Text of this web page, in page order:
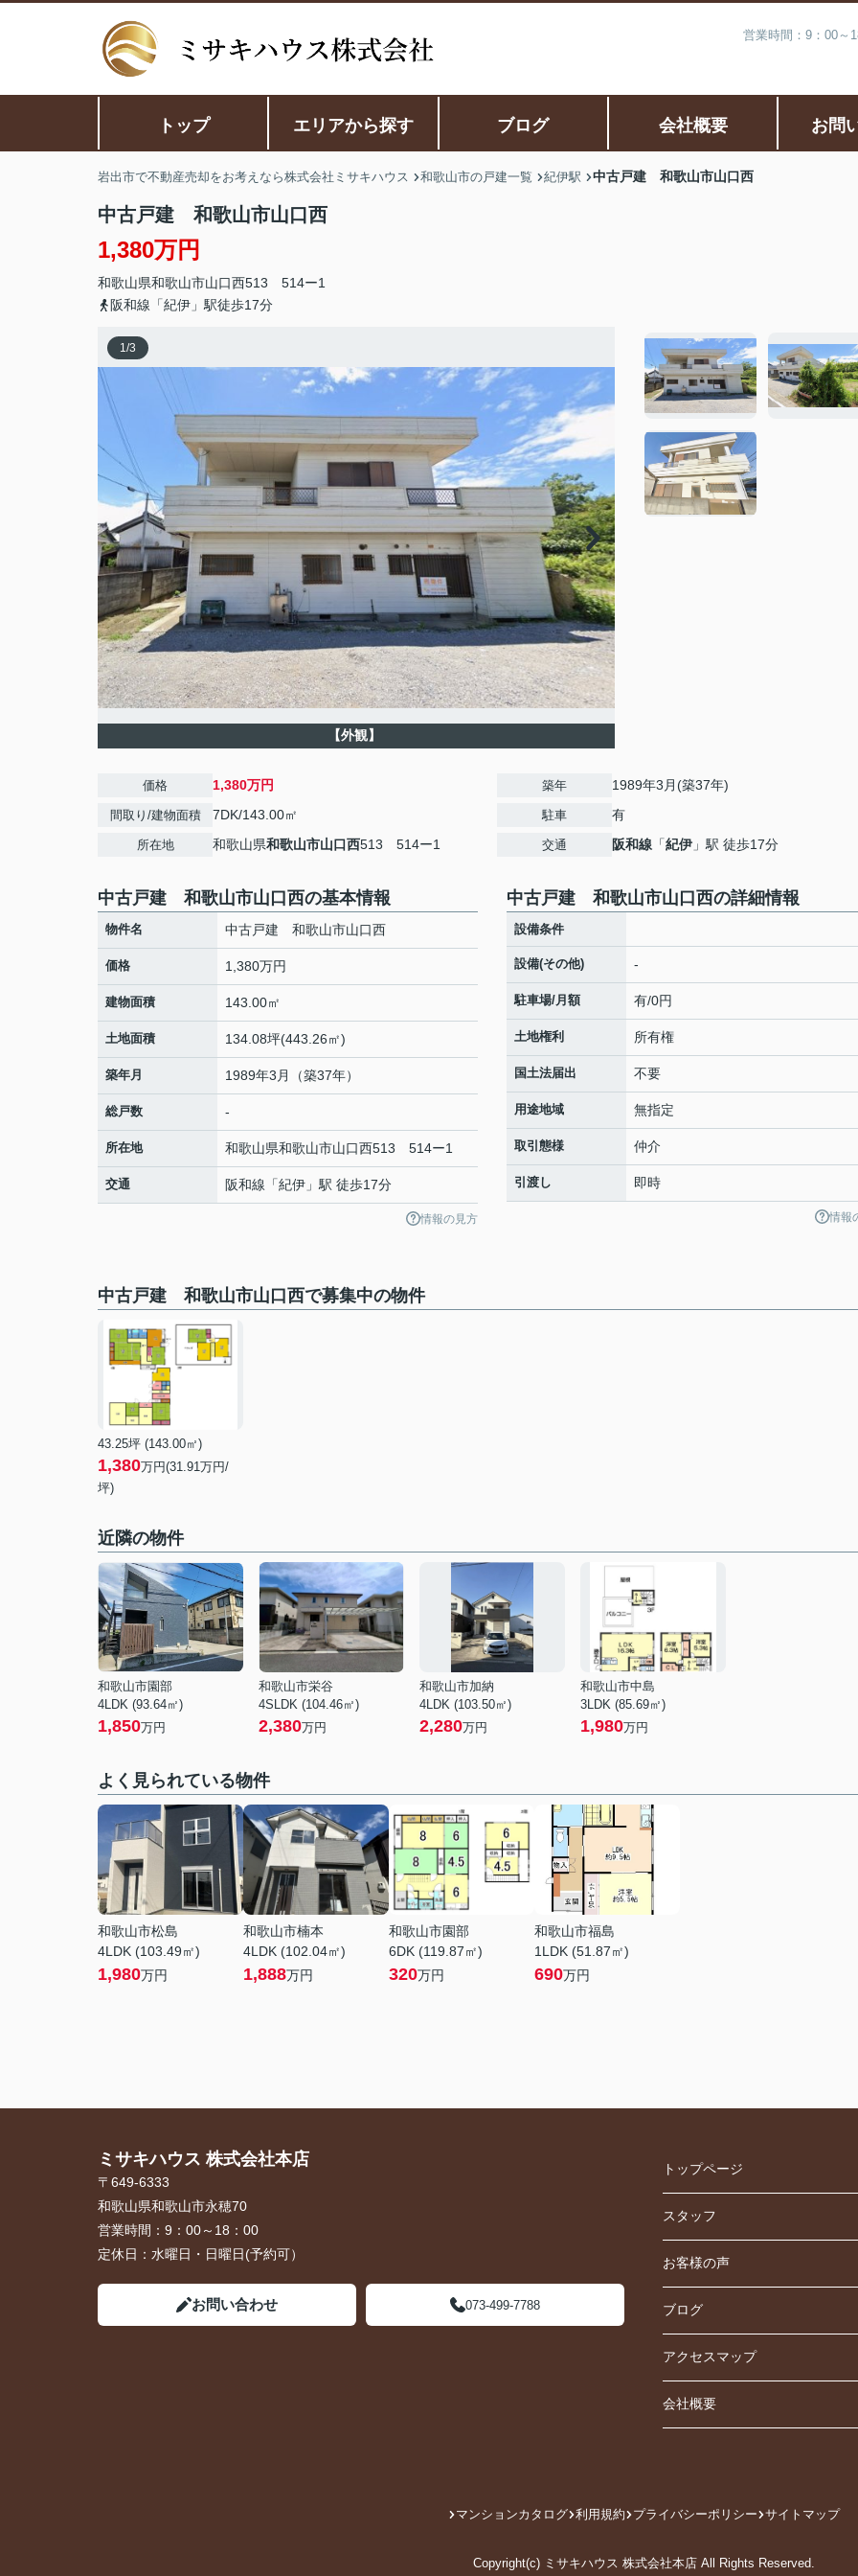
営業時間：9：00～
トップ エリアから探す ブログ 会社概要 お問
岩出市で不動産売却をお考えなら株式会社ミサキハウス 和歌山市の戸建一覧 紀伊駅 中古戸建 和歌山市山口西
中古戸建 和歌山市山口西
1,380万円
和歌山県和歌山市山口西513 514ー1
阪和線「紀伊」駅徒歩17分
1/3
【外観】
価格 1,380万円
間取り/建物面積 7DK/143.00㎡
所在地 和歌山県和歌山市山口西513 514ー1
築年 1989年3月(築37年)
駐車 有
交通 阪和線 「紀伊 」駅 徒歩17分
中古戸建 和歌山市山口西の基本情報
物件名 中古戸建 和歌山市山口西
価格 1,380万円
建物面積 143.00㎡
土地面積 134.08坪(443.26㎡)
築年月 1989年3月（築37年）
総戸数 -
所在地 和歌山県和歌山市山口西513 514ー1
交通 阪和線 「紀伊 」駅 徒歩17分
情報の見方
中古戸建 和歌山市山口西の詳細情報
設備条件
設備(その他) -
駐車場/月額 有/0円
土地権利 所有権
国土法届出 不要
用途地域 無指定
取引態様 仲介
引渡し 即時
情報
中古戸建 和歌山市山口西で募集中の物件
43.25坪 (143.00㎡)
1,380万円(31.91万円/
坪)
近隣の物件
和歌山市園部
4LDK (93.64㎡)
1,850万円
和歌山市栄谷
4SLDK (104.46㎡)
2,380万円
和歌山市加納
4LDK (103.50㎡)
2,280万円
和歌山市中島
3LDK (85.69㎡)
1,980万円
よく見られている物件
和歌山市松島
4LDK (103.49㎡)
1,980万円
和歌山市楠本
4LDK (102.04㎡)
1,888万円
和歌山市園部
6DK (119.87㎡)
320万円
和歌山市福島
1LDK (51.87㎡)
690万円
ミサキハウス 株式会社本店
〒649-6333
和歌山県和歌山市永穂70
営業時間： 9：00～18：00
定休日： 水曜日・日曜日(予約可）
お問い合わせ 073-499-7788
トップページ
スタッフ
お客様の声
ブログ
アクセスマップ
会社概要
マンションカタログ 利用規約 プライバシーポリシー サイトマップ
Copyright(c) ミサキハウス 株式会社本店 All Rights Reserved.